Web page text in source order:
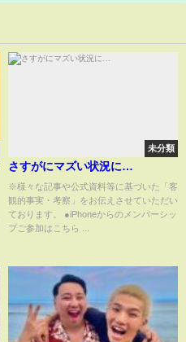
未分類
さすがにマズい状況に…
※様々な記事や公式資料等に基づいた「客
観的事実・考察」をお伝えさせていただい
ております。 ●iPhoneからのメンバーシッ
プご参加はこちら ...